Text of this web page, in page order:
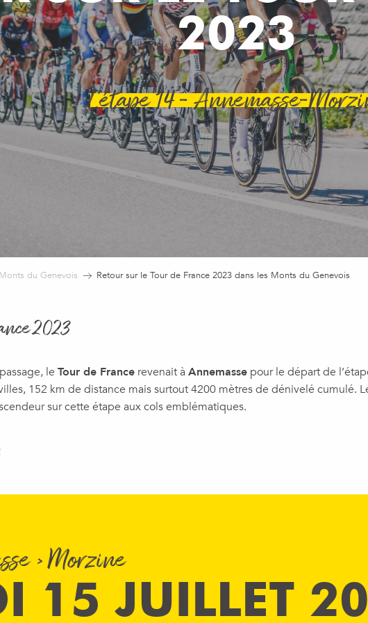
2023
L'étape 14 - Annemasse-
du Genevois Retour sur le Tour de France 2023 dans les Monts du Genevois
2023
le Tour de France revenait à Annemasse pour le départ de
152 km de distance mais surtout 4200 mètres de dénivelé cumulé.
sur cette étape aux cols emblématiques.
aux favoris
> Morzine
15 JUILLET